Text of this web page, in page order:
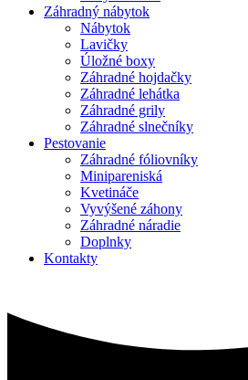
Záhradný nábytok
Nábytok
Lavičky
Úložné boxy
Záhradné hojdačky
Záhradné lehátka
Záhradné grily
Záhradné slnečníky
Pestovanie
Záhradné fóliovníky
Minipareniská
Kvetináče
Vyvýšené záhony
Záhradné náradie
Doplnky
Kontakty